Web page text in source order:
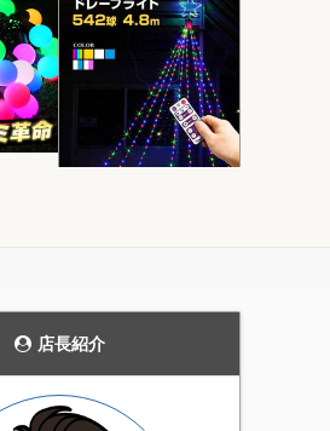
を持
ライ
わらず屋外で利用可能な
実用性の高いイルミネー
ション。当店一番のオス
スメ商品です。
店長紹介